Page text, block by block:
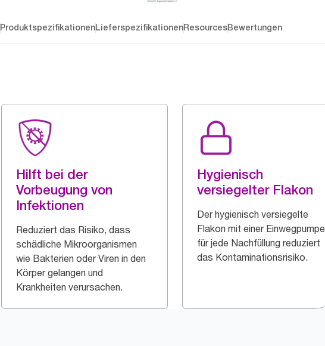
ProduktspezifikationenLieferspezifikationenResourcesBewertungen
Hilft bei der
Vorbeugung von
Infektionen
Reduziert das Risiko, dass
schädliche Mikroorganismen
wie Bakterien oder Viren in den
Körper gelangen und
Krankheiten verursachen.
Hygienisch
versiegelter Flakon
Der hygienisch versiegelte
Flakon mit einer Einwegpumpe
für jede Nachfüllung reduziert
das Kontaminationsrisiko.